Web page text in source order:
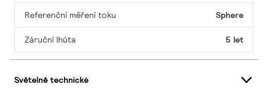
Referenční měření toku Sphere
Záruční lhůta 5 let
Světelně technické